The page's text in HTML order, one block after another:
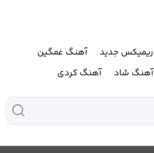
ریمیکس جدید
آهنگ غمگین
آهنگ شاد آهنگ کردی